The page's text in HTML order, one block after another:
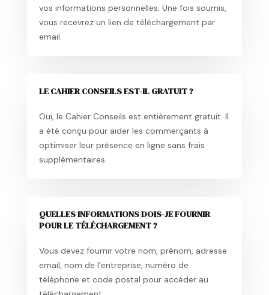
vos informations personnelles. Une fois soumis,
vous recevrez un lien de téléchargement par
email.
LE CAHIER CONSEILS EST-IL GRATUIT ?
Oui, le Cahier Conseils est entièrement gratuit. Il
a été conçu pour aider les commerçants à
optimiser leur présence en ligne sans frais
supplémentaires.
QUELLES INFORMATIONS DOIS-JE FOURNIR
POUR LE TÉLÉCHARGEMENT ?
Vous devez fournir votre nom, prénom, adresse
email, nom de l’entreprise, numéro de
téléphone et code postal pour accéder au